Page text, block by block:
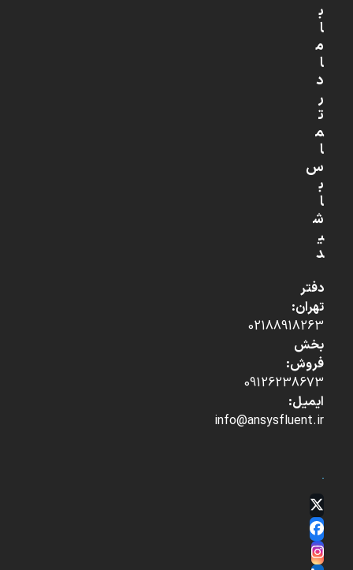
ب
ا
م
ا
د
ر
ت
م
ا
س
ب
ا
ش
ی
د
دفتر
تهران:
02188918263
بخش
فروش:
09126238673
ایمیل:
info@ansysfluent.ir
Twitter
(deprecated)
Facebook
Instagram